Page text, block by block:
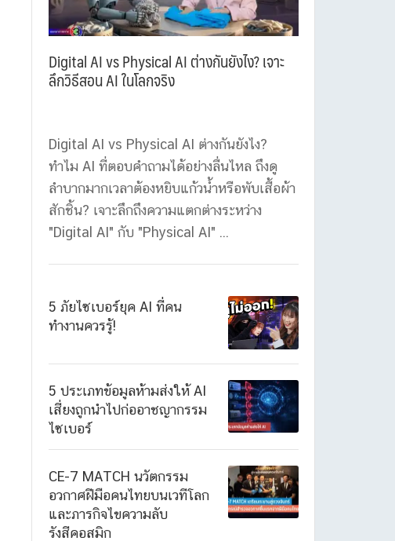
Digital AI vs Physical AI ต่างกันยังไง? เจาะ
ลึกวิธีสอน AI ในโลกจริง
Digital AI vs Physical AI ต่างกันยังไง?
ทำไม AI ที่ตอบคำถามได้อย่างลื่นไหล ถึงดู
ลำบากมากเวลาต้องหยิบแก้วน้ำหรือพับเสื้อผ้า
สักชิ้น? เจาะลึกถึงความแตกต่างระหว่าง
"Digital AI" กับ "Physical AI" ...
5 ภัยไซเบอร์ยุค AI ที่คน
ทำงานควรรู้!
5 ประเภทข้อมูลห้ามส่งให้ AI
เสี่ยงถูกนำไปก่ออาชญากรรม
ไซเบอร์
CE-7 MATCH นวัตกรรม
อวกาศฝีมือคนไทยบนเวทีโลก
และภารกิจไขความลับ
รังสีคอสมิก